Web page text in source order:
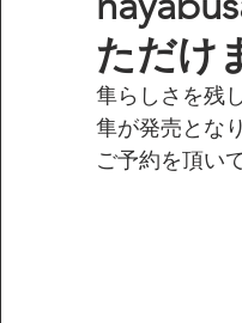
ただけ
隼らしさを残
隼が発売となり
ご予約を頂い